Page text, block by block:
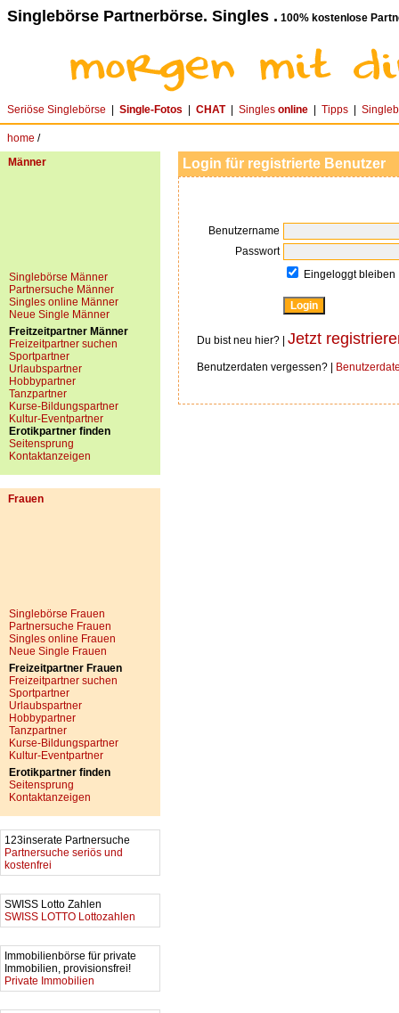
Singlebörse Partnerbörse. Singles . 100% kostenlose
Seriöse Singlebörse Single-Fotos CHAT| Singles online Tipps
home /
Männer
Singlebörse Männer
Partnersuche Männer
Singles online Männer
Neue Single Männer
Freitzeitpartner Männer
Freizeitpartner suchen
Sportpartner
Urlaubspartner
Hobbypartner
Tanzpartner
Kurse-Bildungspartner
Kultur-Eventpartner
Erotikpartner finden
Seitensprung
Kontaktanzeigen
Frauen
Singlebörse Frauen
Partnersuche Frauen
Singles online Frauen
Neue Single Frauen
Freizeitpartner Frauen
Freizeitpartner suchen
Sportpartner
Urlaubspartner
Hobbypartner
Tanzpartner
Kurse-Bildungspartner
Kultur-Eventpartner
Erotikpartner finden
Seitensprung
Kontaktanzeigen
123inserate Partnersuche
Partnersuche seriös und
kostenfrei
SWISS Lotto Zahlen
SWISS LOTTO Lottozahlen
Immobilienbörse für private
Immobilien, provisionsfrei!
Private Immobilien
Login für registrierte Benutzer
Benutzername
Passwort
Eingeloggt bleiben
Du bist neu hier? | Jetzt
Benutzerdaten vergessen? |